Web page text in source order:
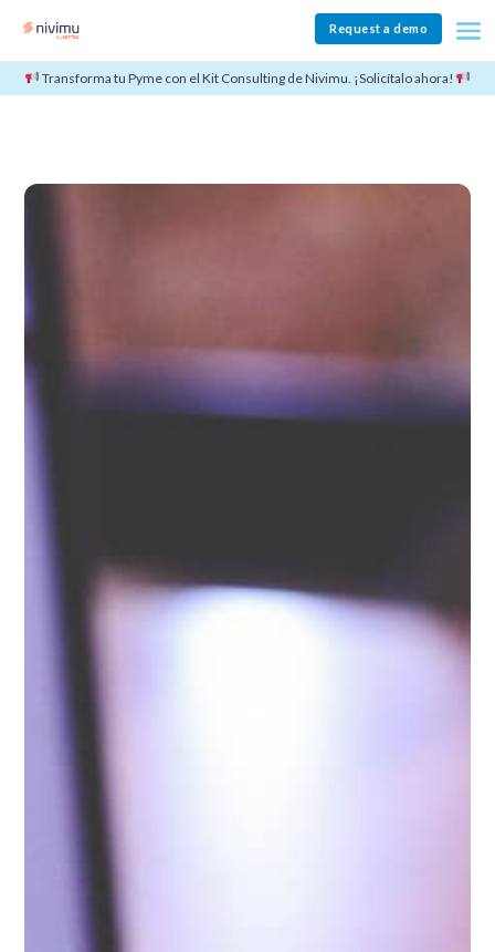
Request a demo
Transforma tu Pyme con el Kit Consulting de Nivimu. ¡Solicítalo ahora!